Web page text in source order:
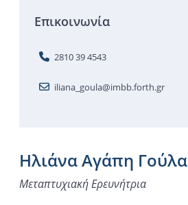
Επικοινωνία
2810 39 4543
iliana_goula@imbb.forth.gr
Ηλιάνα Αγάπη Γούλα
Μεταπτυχιακή Ερευνήτρια